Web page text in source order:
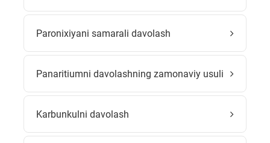
Paronixiyani samarali davolash
Panaritiumni davolashning zamonaviy usuli
Karbunkulni davolash